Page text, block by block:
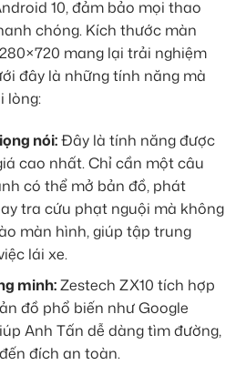
10, đảm bảo mọi thao
chóng. Kích thước màn
mang lại trải nghiệm
đây là những tính năng mà
lòng:
nói:Đây là tính năng được
cao nhất. Chỉ cần một câu
có thể mở bản đồ, phát
tra cứu phạt nguội mà không
màn hình, giúp tập trung
lái xe.
minh:Zestech ZX10 tích hợp
đồ phổ biến như Google
Anh Tấn dễ dàng tìm đường,
đích an toàn.